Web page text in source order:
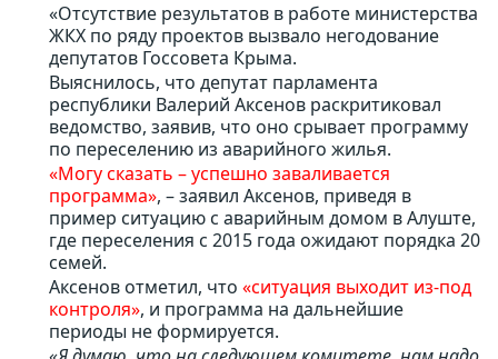
«Отсутствие результатов в работе министерства
ЖКХ по ряду проектов вызвало негодование
депутатов Госсовета Крыма.
Выяснилось, что депутат парламента
республики Валерий Аксенов раскритиковал
ведомство, заявив, что оно срывает программу
по переселению из аварийного жилья.
«Могу сказать – успешно заваливается
программа», – заявил Аксенов, приведя в
пример ситуацию с аварийным домом в Алуште,
где переселения с 2015 года ожидают порядка 20
семей.
Аксенов отметил, что «ситуация выходит из-под
контроля», и программа на дальнейшие
периоды не формируется.